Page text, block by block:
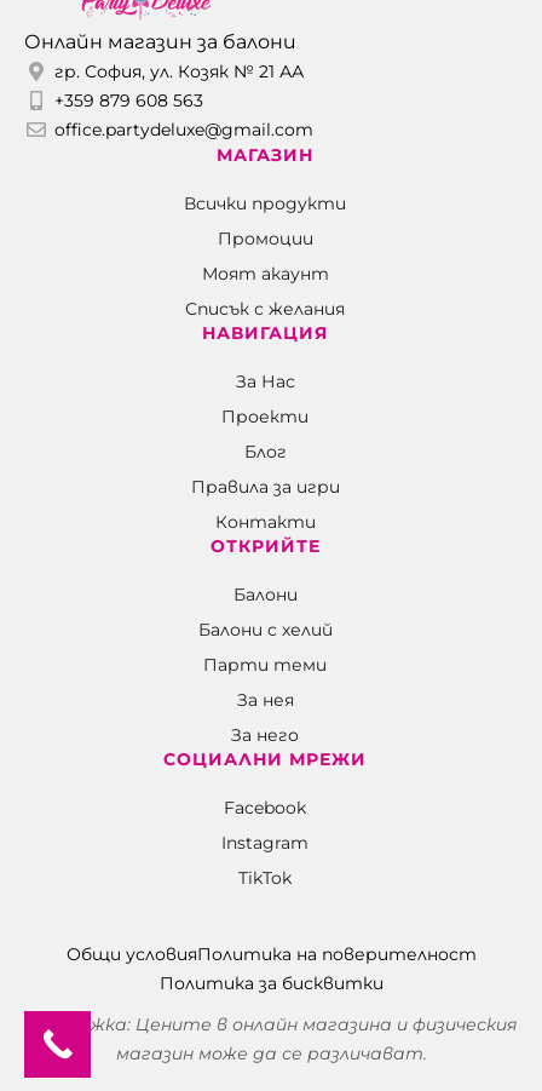
Онлайн магазин за балони
гр. София, ул. Козяк № 21 АА
+359 879 608 563
office.partydeluxe@gmail.com
МАГАЗИН
Всички продукти
Промоции
Моят акаунт
Списък с желания
НАВИГАЦИЯ
За Нас
Проекти
Блог
Правила за игри
Контакти
ОТКРИЙТЕ
Балони
Балони c хелий
Парти теми
За нея
За него
СОЦИАЛНИ МРЕЖИ
Facebook
Instagram
TikTok
Общи условияПолитика на поверителност
Политика за бисквитки
Забележка: Цените в онлайн магазина и физическия
магазин може да се различават.